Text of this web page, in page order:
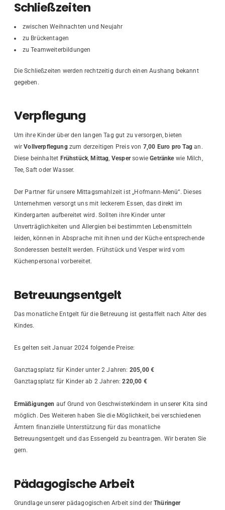
Schließzeiten
zwischen Weihnachten und Neujahr
zu Brückentagen
zu Teamweiterbildungen
Die Schließzeiten werden rechtzeitig durch einen Aushang bekannt
gegeben.
Verpflegung
Um ihre Kinder über den langen Tag gut zu versorgen, bieten
wirVollverpflegungzum derzeitigen Preis von 7,00 Euro pro Tagan.
Diese beinhaltet Frühstück ,Mittag VespersowieGetränkewie Milch,
Tee, Saft oder Wasser.
Der Partner für unsere Mittagsmahlzeit ist „Hofmann-Menü“. Dieses
Unternehmen versorgt uns mit leckerem Essen, das direkt im
Kindergarten aufbereitet wird. Sollten ihre Kinder unter
Unverträglichkeiten und Allergien bei bestimmten Lebensmitteln
leiden, können in Absprache mit ihnen und der Küche entsprechende
Sonderessen bestellt werden. Frühstück und Vesper wird vom
Küchenpersonal vorbereitet.
Betreuungsentgelt
Das monatliche Entgelt für die Betreuung ist gestaffelt nach Alter des
Kindes.
Es gelten seit Januar 2024 folgende Preise:
Ganztagsplatz für Kinder unter 2 Jahren: 205,00 €
Ganztagsplatz für Kinder ab 2 Jahren:220,00 €
Ermäßigungen auf Grund von Geschwisterkindern in unserer Kita sind
möglich. Des Weiteren haben Sie die Möglichkeit, bei verschiedenen
Ämtern finanzielle Unterstützung für das monatliche
Betreuungsentgelt und das Essengeld zu beantragen. Wir beraten Sie
gern.
Pädagogische Arbeit
Grundlage unserer pädagogischen Arbeit sind derThüringer